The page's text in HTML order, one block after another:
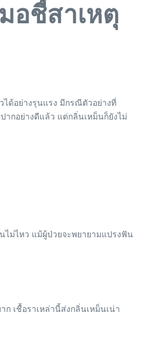
อชี้สาเหตุ
ด้อย่างรุนแรง มีกรณีตัวอย่างที่
ากอย่างดีแล้ว แต่กลิ่นเหม็นก็ยังไม่
ไม่ไหว แม้ผู้ป่วยจะพยายามแปรงฟัน
ก เชื้อราเหล่านี้ส่งกลิ่นเหม็นเน่า